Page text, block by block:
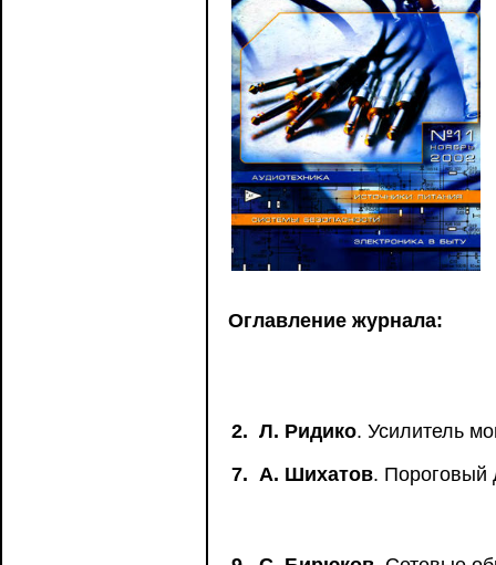
Оглавление журнала:
2. Л. Ридико. Усилитель
7. А. Шихатов. Пороговый